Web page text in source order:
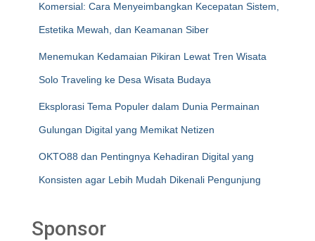
Komersial: Cara Menyeimbangkan Kecepatan Sistem,
Estetika Mewah, dan Keamanan Siber
Menemukan Kedamaian Pikiran Lewat Tren Wisata
Solo Traveling ke Desa Wisata Budaya
Eksplorasi Tema Populer dalam Dunia Permainan
Gulungan Digital yang Memikat Netizen
OKTO88 dan Pentingnya Kehadiran Digital yang
Konsisten agar Lebih Mudah Dikenali Pengunjung
Sponsor